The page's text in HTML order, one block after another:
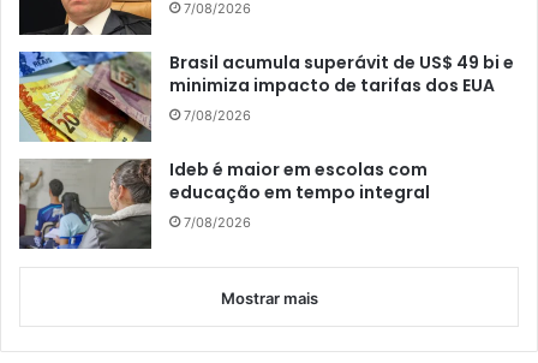
7/08/2026
Brasil acumula superávit de US$ 49 bi e
minimiza impacto de tarifas dos EUA
7/08/2026
Ideb é maior em escolas com
educação em tempo integral
7/08/2026
Mostrar mais